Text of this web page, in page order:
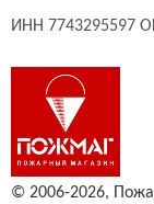
ИНН 7743295597
© 2006-2026,